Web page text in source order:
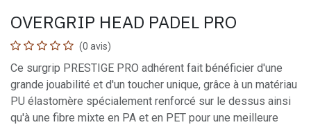
OVERGRIP HEAD PADEL PRO
(0 avis)
Ce surgrip PRESTIGE PRO adhérent fait bénéficier d'une
grande jouabilité et d'un toucher unique, grâce à un matériau
PU élastomère spécialement renforcé sur le dessus ainsi
qu'à une fibre mixte en PA et en PET pour une meilleure